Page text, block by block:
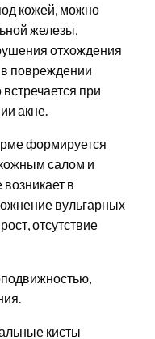
кожей, можно
железы,
отхождения
в повреждении
встречается при
акне.
формируется
салом и
в
вульгарных
отсутствие
кисты